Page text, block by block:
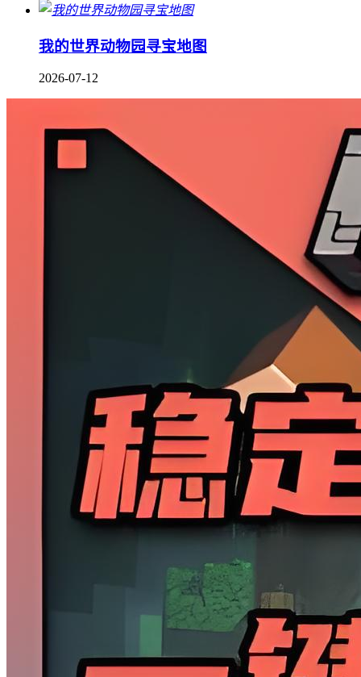
我的世界动物园寻宝地图
2026-07-12